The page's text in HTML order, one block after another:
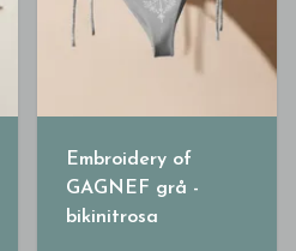
Embroidery of
GAGNEF grå -
bikinitrosa